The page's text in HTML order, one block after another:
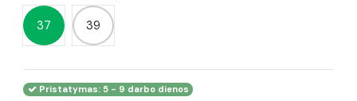
37 39
Pristatymas: 5 - 9 darbo dienos